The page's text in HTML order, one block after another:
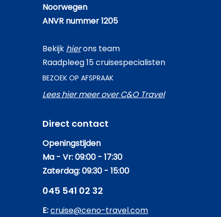
Noorwegen
ANVR nummer 1205
Bekijk hierons team
Raadpleeg 15 cruisespecialisten
BEZOEK OP AFSPRAAK
Lees hier meer over C&O Travel
Direct contact
Openingstijden
Ma - Vr: 09:00 - 17:30
Zaterdag: 09:30 - 15:00
045 541 02 32
E:cruise@ceno-travel.com